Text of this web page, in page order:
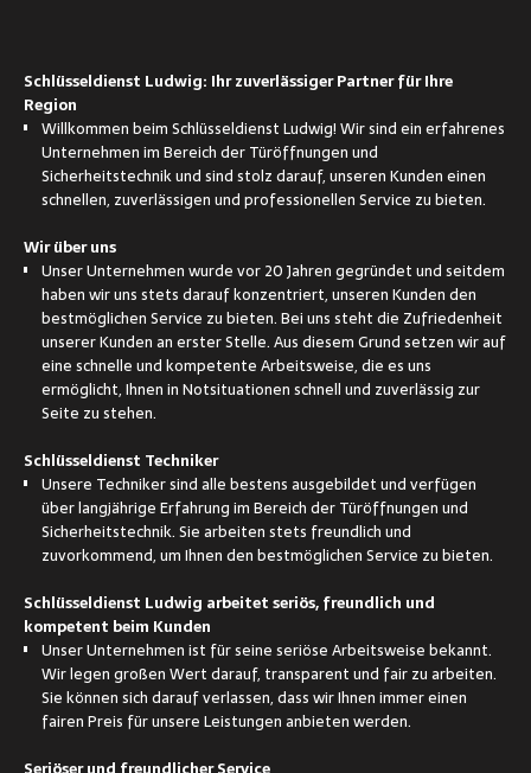
Schlüsseldienst Ludwig: Ihr zuverlässiger Partner für Ihre
Region
Willkommen beim Schlüsseldienst Ludwig! Wir sind ein erfahrenes
Unternehmen im Bereich der Türöffnungen und
Sicherheitstechnik und sind stolz darauf, unseren Kunden einen
schnellen, zuverlässigen und professionellen Service zu bieten.
Wir über uns
Unser Unternehmen wurde vor 20 Jahren gegründet und seitdem
haben wir uns stets darauf konzentriert, unseren Kunden den
bestmöglichen Service zu bieten. Bei uns steht die Zufriedenheit
unserer Kunden an erster Stelle. Aus diesem Grund setzen wir auf
eine schnelle und kompetente Arbeitsweise, die es uns
ermöglicht, Ihnen in Notsituationen schnell und zuverlässig zur
Seite zu stehen.
Schlüsseldienst Techniker
Unsere Techniker sind alle bestens ausgebildet und verfügen
über langjährige Erfahrung im Bereich der Türöffnungen und
Sicherheitstechnik. Sie arbeiten stets freundlich und
zuvorkommend, um Ihnen den bestmöglichen Service zu bieten.
Schlüsseldienst Ludwig arbeitet seriös, freundlich und
kompetent beim Kunden
Unser Unternehmen ist für seine seriöse Arbeitsweise bekannt.
Wir legen großen Wert darauf, transparent und fair zu arbeiten.
Sie können sich darauf verlassen, dass wir Ihnen immer einen
fairen Preis für unsere Leistungen anbieten werden.